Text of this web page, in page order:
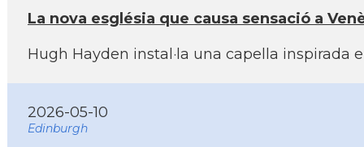
La nova església que causa sensació a
Hugh Hayden instal·la una capella inspirada
2026-05-10
Edinburgh